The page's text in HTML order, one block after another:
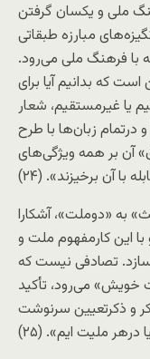
ملی و يکسان گرفتن
مبارزه طبقاتی
با فرهنگ ملی می‌رود.
که بدانيم آيا برای
يا غيرمستقيم، شعار
درتمام زبان‌ها با طرح
آن بر همه ويژگی‌های
به «دوملت»، آشکارا
این کارمفهوم ملت و
تصادفی نيست که
می‌رود، تأکيد
و ذکرتعيين سرنوشت
درهر مليت ايم». (۲۵)